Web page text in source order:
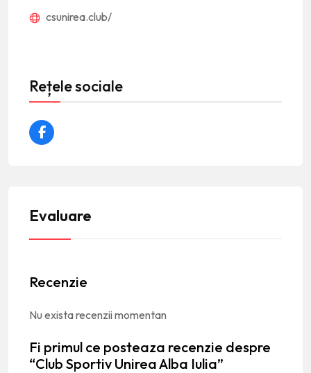
csunirea.club/
Rețele sociale
Evaluare
Recenzie
Nu exista recenzii momentan
Fi primul ce posteaza recenzie despre
“Club Sportiv Unirea Alba Iulia”